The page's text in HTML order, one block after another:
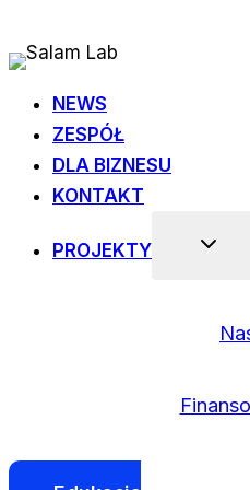
do
NEWS
ZESPÓŁ
DLA BIZNESU
KONTAKT
PROJEKTY